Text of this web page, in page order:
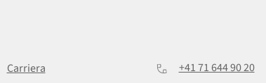
Carriera
+41 71 644 90 20